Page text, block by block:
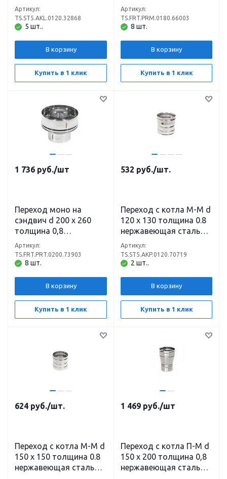
(304)
5 шт..
Артикул:
TS.ST5.AKL.0120.32868
В корзину
Купить в 1 клик
(430)
8 шт.
Артикул:
TS.FRT.PRM.0180.66003
В корзину
Купить в 1 клик
1 736 руб./шт
Переход моно на
сэндвич d 200 х 260
толщина 0,8
нержавеющая сталь
(430) х 0,5
нержавеющая сталь
8 шт.
Артикул:
TS.FRT.PRT.0200.73903
В корзину
Купить в 1 клик
532 руб./шт.
Переход с котла М-М d
120 х 130 толщина 0.8
нержавеющая сталь
(304)
2 шт..
Артикул:
TS.ST5.AKP.0120.70719
В корзину
Купить в 1 клик
624 руб./шт.
Переход с котла М-М d
150 х 150 толщина 0.8
нержавеющая сталь
1 469 руб./шт
Переход с котла П-М d
150 х 200 толщина 0,8
нержавеющая сталь